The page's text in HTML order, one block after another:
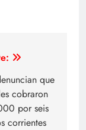
que
cobraron
por seis
corrientes